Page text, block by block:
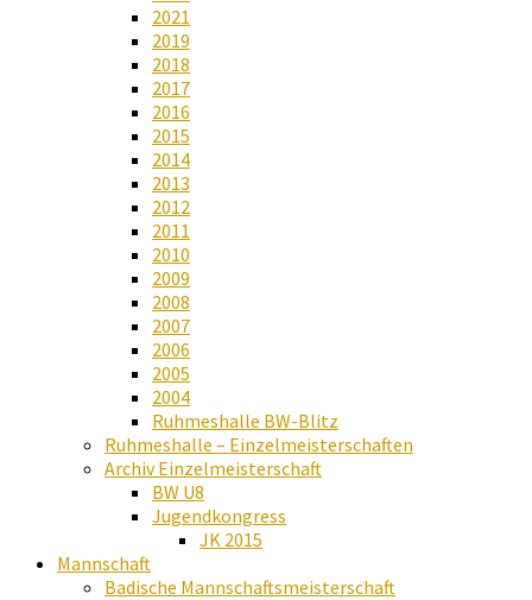
2021
2019
2018
2017
2016
2015
2014
2013
2012
2011
2010
2009
2008
2007
2006
2005
2004
Ruhmeshalle BW-Blitz
Ruhmeshalle – Einzelmeisterschaften
Archiv Einzelmeisterschaft
BW U8
Jugendkongress
JK 2015
Mannschaft
Badische Mannschaftsmeisterschaft